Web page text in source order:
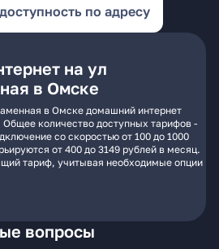
по адресу
на ул
в Омске
в Омске домашний интернет
Общее количество доступных тарифов -
со скоростью от 100 до 1000
от 400 до 3149 рублей в месяц.
тариф, учитывая необходимые опции
вопросы